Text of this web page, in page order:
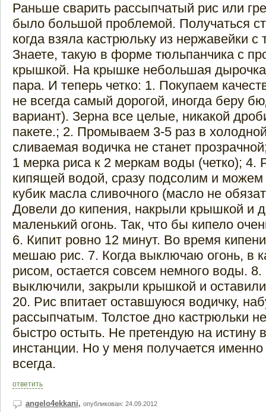
Раньше сварить рассыпчатый рис или
было большой проблемой. Получаться
когда взяла кастрюльку из нержавейки
Знаете, такую в форме тюльпанчика с
крышкой. На крышке небольшая
пара. И теперь четко: 1. Покупаем
не всегда самый дорогой, иногда беру
вариант). Зерна все целые, никакой
пакете.; 2. Промываем 3-5 раз в
сливаемая водичка не станет
1 мерка риса к 2 меркам воды (четко); 4.
кипящей водой, сразу подсолим и можем
кубик масла сливочного (масло не
Довели до кипения, накрыли крышкой и
маленький огонь. Так, что бы кипело
6. Кипит ровно 12 минут. Во время
мешаю рис. 7. Когда выключаю огонь, в
рисом, остается совсем немного воды.
выключили, закрыли крышкой и
20. Рис впитает оставшуюся водичку,
рассыпчатым. Толстое дно кастрюльки
быстро остыть. Не претендую на истину
инстанции. Но у меня получается
всегда.
ответить
angelo4ekkani, опубликован: 24.09.2012